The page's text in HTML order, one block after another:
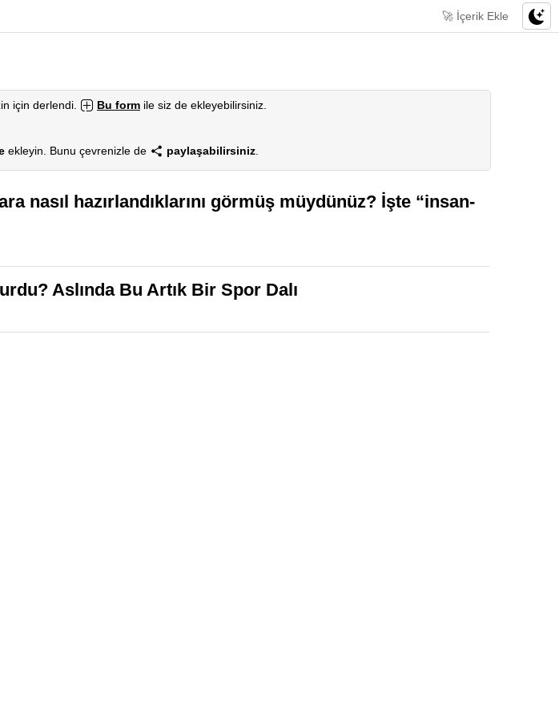
🚀 İçerik Ekle
için derlendi. Bu form ile siz de ekleyebilirsiniz.
ekleyin. Bunu çevrenizle de paylaşabilirsiniz
nasıl hazırlandıklarını görmüş müydünüz? İşte “insan-
Aslında Bu Artık Bir Spor Dalı